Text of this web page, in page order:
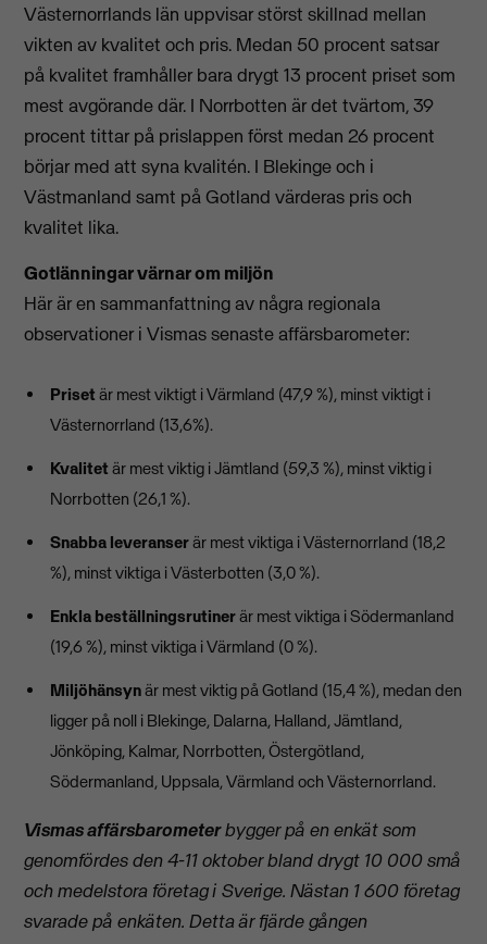
Västernorrlands län uppvisar störst skillnad mellan
vikten av kvalitet och pris. Medan 50 procent satsar
på kvalitet framhåller bara drygt 13 procent priset som
mest avgörande där. I Norrbotten är det tvärtom, 39
procent tittar på prislappen först medan 26 procent
börjar med att syna kvalitén. I Blekinge och i
Västmanland samt på Gotland värderas pris och
kvalitet lika.
Gotlänningar värnar om miljön
Här är en sammanfattning av några regionala
observationer i Vismas senaste affärsbarometer:
Priset är mest viktigt i Värmland (47,9 %), minst viktigt i
Västernorrland (13,6%).
Kvalitet är mest viktig i Jämtland (59,3 %), minst viktig i
Norrbotten (26,1 %).
Snabba leveranserär mest viktiga i Västernorrland (18,2
%), minst viktiga i Västerbotten (3,0 %).
Enkla beställningsrutinerär mest viktiga i Södermanland
(19,6 %), minst viktiga i Värmland (0 %).
Miljöhänsynär mest viktig på Gotland (15,4 %), medan den
ligger på noll i Blekinge, Dalarna, Halland, Jämtland,
Jönköping, Kalmar, Norrbotten, Östergötland,
Södermanland, Uppsala, Värmland och Västernorrland.
Vismas affärsbarometerbygger på en enkät som
genomfördes den 4-11 oktober bland drygt 10 000 små
och medelstora företag i Sverige. Nästan 1 600 företag
svarade på enkäten. Detta är fjärde gången